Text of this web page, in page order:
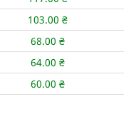
103.00 ₴
68.00 ₴
64.00 ₴
60.00 ₴